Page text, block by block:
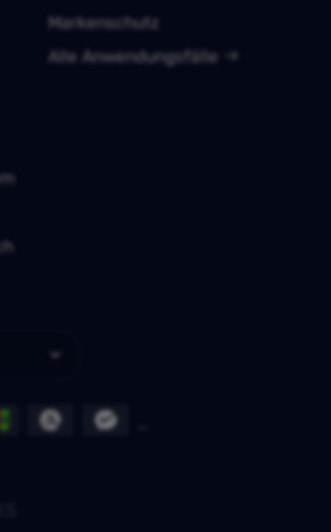
Markenschutz
Alle Anwendungsfälle